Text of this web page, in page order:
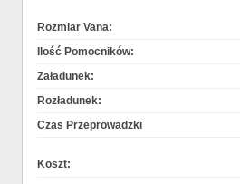
Rozmiar Vana:
Ilość Pomocników:
Załadunek:
Rozładunek:
Czas Przeprowadzki
Koszt: